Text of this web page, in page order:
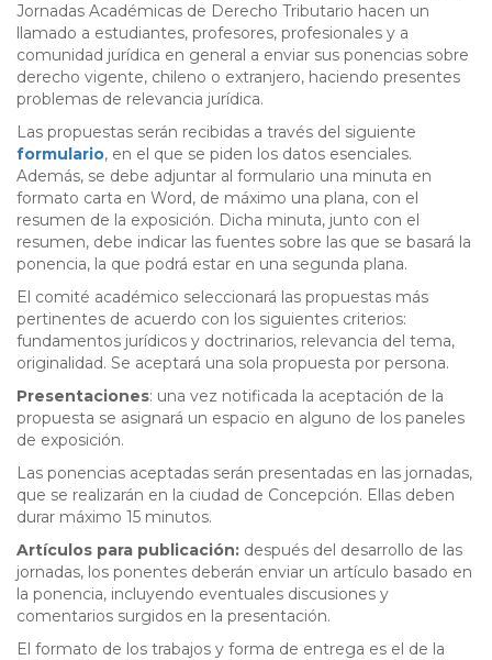
Jornadas Académicas de Derecho Tributario hacen un
llamado a estudiantes, profesores, profesionales y a
comunidad jurídica en general a enviar sus ponencias sobre
derecho vigente, chileno o extranjero, haciendo presentes
problemas de relevancia jurídica.
Las propuestas serán recibidas a través del siguiente
formulario, en el que se piden los datos esenciales.
Además, se debe adjuntar al formulario una minuta en
formato carta en Word, de máximo una plana, con el
resumen de la exposición. Dicha minuta, junto con el
resumen, debe indicar las fuentes sobre las que se basará la
ponencia, la que podrá estar en una segunda plana.
El comité académico seleccionará las propuestas más
pertinentes de acuerdo con los siguientes criterios:
fundamentos jurídicos y doctrinarios, relevancia del tema,
originalidad. Se aceptará una sola propuesta por persona.
Presentaciones: una vez notificada la aceptación de la
propuesta se asignará un espacio en alguno de los paneles
de exposición.
Las ponencias aceptadas serán presentadas en las jornadas,
que se realizarán en la ciudad de Concepción. Ellas deben
durar máximo 15 minutos.
Artículos para publicación: después del desarrollo de las
jornadas, los ponentes deberán enviar un artículo basado en
la ponencia, incluyendo eventuales discusiones y
comentarios surgidos en la presentación.
El formato de los trabajos y forma de entrega es el de la